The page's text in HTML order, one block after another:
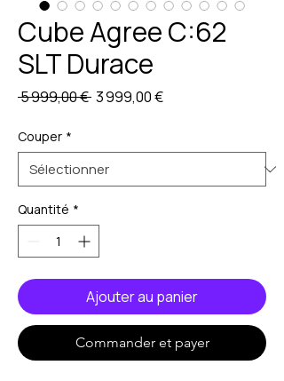
Cube Agree C:62
SLT Durace
5 999,00 € Prix
3 999,00 €Prix
Couper *
Quantité *
Ajouter au panier
Commander et payer